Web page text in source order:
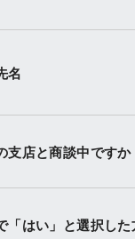
名
支店と商談中ですか
「はい」と選択した